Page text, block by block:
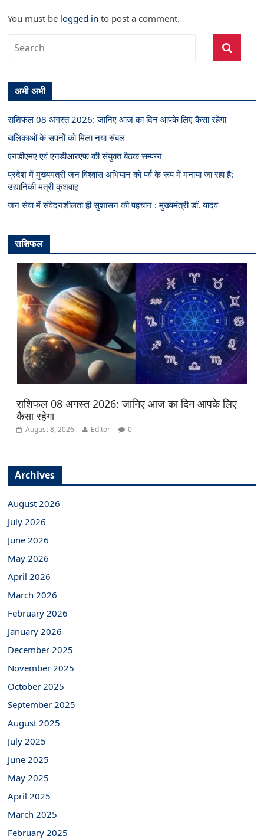
You must be logged in to post a comment.
अभी अभी
राशिफल 08 अगस्त 2026: जानिए आज का दिन आपके लिए कैसा रहेगा
बालिकाओं के सपनों को मिला नया संबल
एनडीएमए एवं एनडीआरएफ की संयुक्त बैठक सम्पन्न
प्रदेश में मुख्यमंत्री जन विश्वास अभियान को पर्व के रूप में मनाया जा रहा है:
उद्यानिकी मंत्री कुशवाह
जन सेवा में संवेदनशीलता ही सुशासन की पहचान : मुख्यमंत्री डॉ. यादव
राशिफल
राशिफल 08 अगस्त 2026: जानिए आज का दिन आपके लिए
कैसा रहेगा
August 8, 2026 Editor 0
Archives
August 2026
July 2026
June 2026
May 2026
April 2026
March 2026
February 2026
January 2026
December 2025
November 2025
October 2025
September 2025
August 2025
July 2025
June 2025
May 2025
April 2025
March 2025
February 2025